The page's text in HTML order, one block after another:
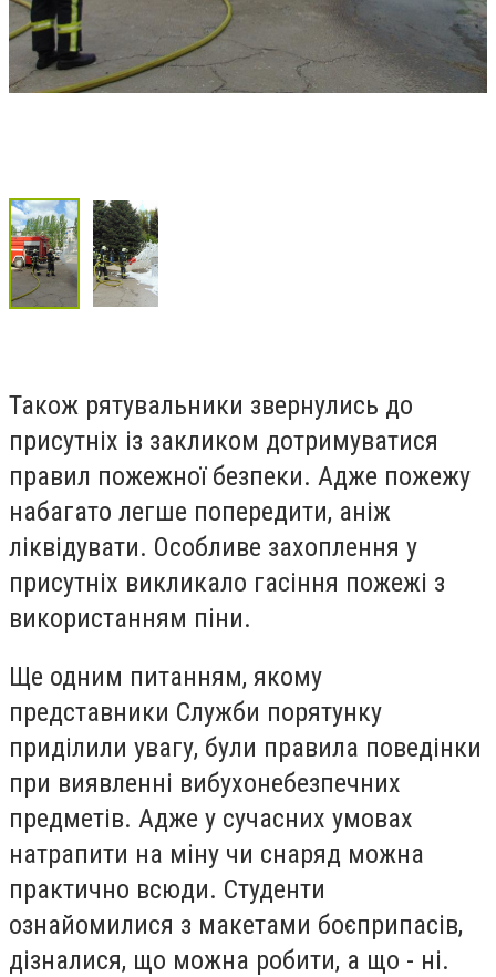
Також рятувальники звернулись до
присутніх із закликом дотримуватися
правил пожежної безпеки. Адже пожежу
набагато легше попередити, аніж
ліквідувати. Особливе захоплення у
присутніх викликало гасіння пожежі з
використанням піни.
Ще одним питанням, якому
представники Служби порятунку
приділили увагу, були правила поведінки
при виявленні вибухонебезпечних
предметів. Адже у сучасних умовах
натрапити на міну чи снаряд можна
практично всюди. Студенти
ознайомилися з макетами боєприпасів,
дізналися, що можна робити, а що - ні.